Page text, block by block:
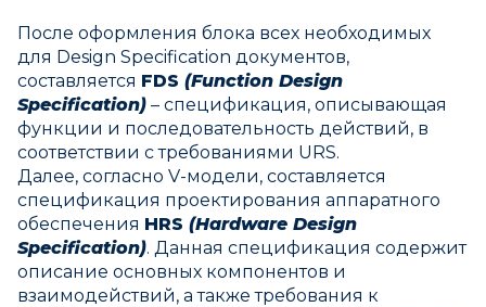
После оформления блока всех необходимых
для Design Specification документов,
составляется FDS (Function Design
Specification) – спецификация, описывающая
функции и последовательность действий, в
соответствии с требованиями URS.
Далее, согласно V-модели, составляется
спецификация проектирования аппаратного
обеспечения HRS (Hardware Design
Specification). Данная спецификация содержит
описание основных компонентов и
взаимодействий, а также требования к